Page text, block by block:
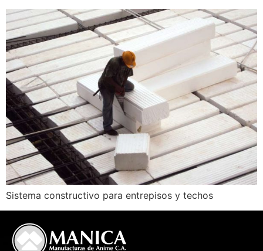
Sistema constructivo para entrepisos y techos